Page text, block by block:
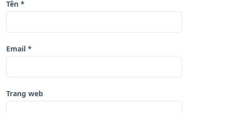
Tên *
Email *
Trang web